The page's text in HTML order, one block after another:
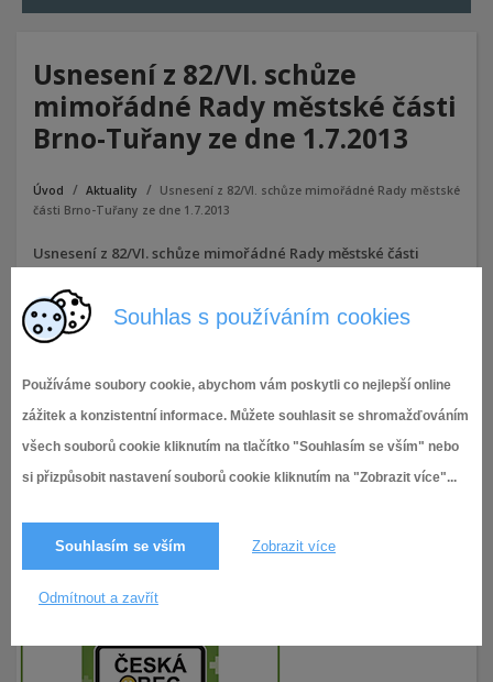
Souhlas s používáním cookies
Používáme soubory cookie, abychom vám poskytli co nejlepší online
zážitek a konzistentní informace. Můžete souhlasit se shromažďováním
všech souborů cookie kliknutím na tlačítko "Souhlasím se vším" nebo
si přizpůsobit nastavení souborů cookie kliknutím na "Zobrazit více"...
Souhlasím se vším Zobrazit více
Odmítnout a zavřít
Usnesení z 82/VI. schůze
mimořádné Rady městské části
Brno-Tuřany ze dne 1.7.2013
Úvod Aktuality
Usnesení z 82/VI. schůze mimořádné Rady městské
části Brno-Tuřany ze dne 1.7.2013
Usnesení z 82/VI. schůze mimořádné Rady městské části
Usnesení